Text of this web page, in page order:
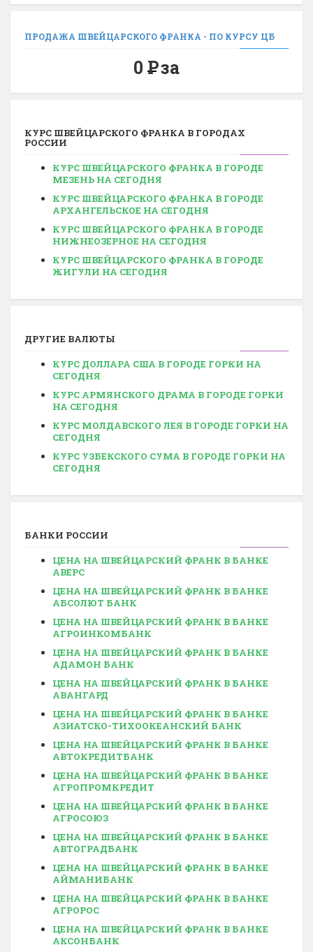
ПРОДАЖА ШВЕЙЦАРСКОГО ФРАНКА - ПО КУРСУ ЦБ
0Рза
КУРС ШВЕЙЦАРСКОГО ФРАНКА В ГОРОДАХ
РОССИИ
КУРС ШВЕЙЦАРСКОГО ФРАНКА В ГОРОДЕ
МЕЗЕНЬ НА СЕГОДНЯ
КУРС ШВЕЙЦАРСКОГО ФРАНКА В ГОРОДЕ
АРХАНГЕЛЬСКОЕ НА СЕГОДНЯ
КУРС ШВЕЙЦАРСКОГО ФРАНКА В ГОРОДЕ
НИЖНЕОЗЕРНОЕ НА СЕГОДНЯ
КУРС ШВЕЙЦАРСКОГО ФРАНКА В ГОРОДЕ
ЖИГУЛИ НА СЕГОДНЯ
ДРУГИЕ ВАЛЮТЫ
КУРС ДОЛЛАРА США В ГОРОДЕ ГОРКИ НА
СЕГОДНЯ
КУРС АРМЯНСКОГО ДРАМА В ГОРОДЕ ГОРКИ
НА СЕГОДНЯ
КУРС МОЛДАВСКОГО ЛЕЯ В ГОРОДЕ ГОРКИ НА
СЕГОДНЯ
КУРС УЗБЕКСКОГО СУМА В ГОРОДЕ ГОРКИ НА
СЕГОДНЯ
БАНКИ РОССИИ
ЦЕНА НА ШВЕЙЦАРСКИЙ ФРАНК В БАНКЕ
АВЕРС
ЦЕНА НА ШВЕЙЦАРСКИЙ ФРАНК В БАНКЕ
АБСОЛЮТ БАНК
ЦЕНА НА ШВЕЙЦАРСКИЙ ФРАНК В БАНКЕ
АГРОИНКОМБАНК
ЦЕНА НА ШВЕЙЦАРСКИЙ ФРАНК В БАНКЕ
АДАМОН БАНК
ЦЕНА НА ШВЕЙЦАРСКИЙ ФРАНК В БАНКЕ
АВАНГАРД
ЦЕНА НА ШВЕЙЦАРСКИЙ ФРАНК В БАНКЕ
АЗИАТСКО-ТИХООКЕАНСКИЙ БАНК
ЦЕНА НА ШВЕЙЦАРСКИЙ ФРАНК В БАНКЕ
АВТОКРЕДИТБАНК
ЦЕНА НА ШВЕЙЦАРСКИЙ ФРАНК В БАНКЕ
АГРОПРОМКРЕДИТ
ЦЕНА НА ШВЕЙЦАРСКИЙ ФРАНК В БАНКЕ
АГРОСОЮЗ
ЦЕНА НА ШВЕЙЦАРСКИЙ ФРАНК В БАНКЕ
АВТОГРАДБАНК
ЦЕНА НА ШВЕЙЦАРСКИЙ ФРАНК В БАНКЕ
АЙМАНИБАНК
ЦЕНА НА ШВЕЙЦАРСКИЙ ФРАНК В БАНКЕ
АГРОРОС
ЦЕНА НА ШВЕЙЦАРСКИЙ ФРАНК В БАНКЕ
АКСОНБАНК